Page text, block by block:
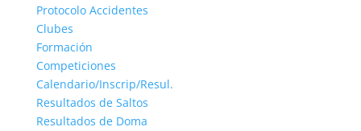
Protocolo Accidentes
Clubes
Formación
Competiciones
Calendario/Inscrip/Resul.
Resultados de Saltos
Resultados de Doma